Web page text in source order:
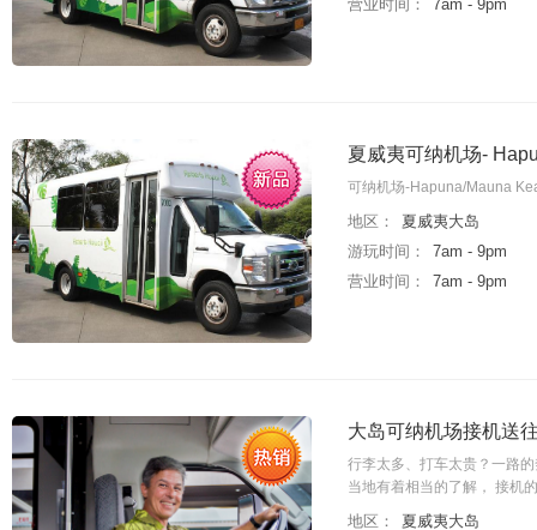
营业时间：
7am - 9pm
夏威夷可纳机场-
可纳机场-Hapuna/Mauna
地区：
夏威夷大岛
游玩时间：
7am - 9pm
营业时间：
7am - 9pm
大岛可纳机场接机送
行李太多、打车太贵？一路
当地有着相当的了解， 接机
地区： 夏威夷大岛